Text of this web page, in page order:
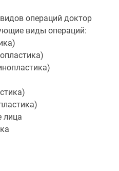
операций доктор
виды операций:
лица